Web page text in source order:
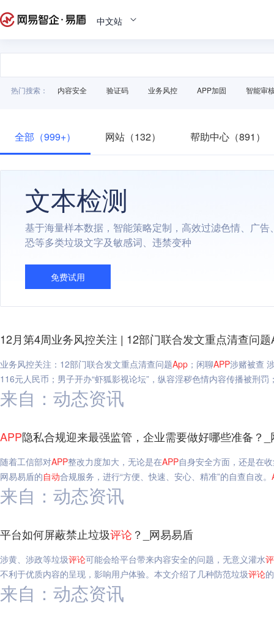
中文站
热门搜索： 内容安全 验证码 业务风控 APP加固 智能审
全部（999+） 网站（132） 帮助中心（891）
文本检测
基于海量样本数据，智能策略定制，高效过滤色情、广告
恐等多类垃圾文字及敏感词、违禁变种
免费试用
12月第4周业务风控关注 | 12部门联合发文重点清查问
业务风控关注：12部门联合发文重点清查问题App ；闲聊APP涉赌被查
116元人民币；男子开办“虾狐影视论坛”，纵容淫秽色情内容传播被刑
来自：动态资讯
APP隐私合规迎来最强监管，企业需要做好哪些准备？
随着工信部对APP整改力度加大，无论是在APP自身安全方面，还是在
网易易盾的自动合规服务，进行“方便、快速、安心、精准”的自查自改。
来自：动态资讯
平台如何屏蔽禁止垃圾评论 ？_网易易盾
涉黄、涉政等垃圾评论可能会给平台带来内容安全的问题，无意义灌水
不利于优质内容的呈现，影响用户体验。本文介绍了几种防范垃圾评论
来自：动态资讯